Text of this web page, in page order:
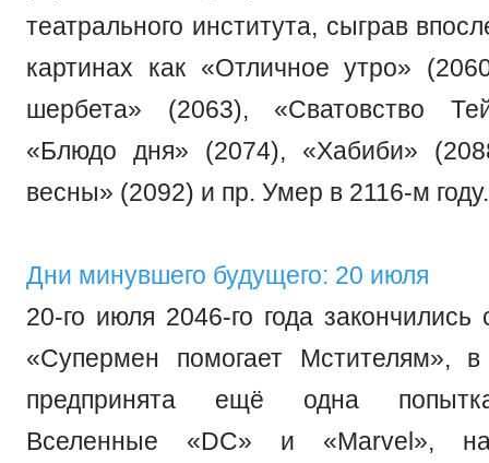
театрального института, сыграв
картинах как «Отличное утро»
шербета» (2063), «Сватовство
«Блюдо дня» (2074), «Хабиби»
весны» (2092) и пр. Умер в 2116-м году.
Дни минувшего будущего: 20 июля
20-го июля 2046-го года
«Супермен помогает Мстителям»,
предпринята ещё одна
Вселенные «DC» и «Marvel»,